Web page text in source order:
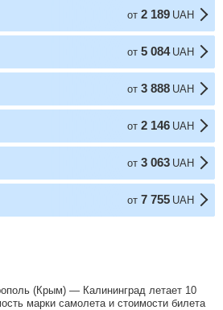
от 2 189 UAH
от 5 084 UAH
от 3 888 UAH
от 2 146 UAH
от 3 063 UAH
от 7 755 UAH
(Крым) — Калининград летает 10
марки самолета и стоимости билета